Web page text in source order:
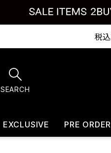
税
SEARCH
EXCLUSIVE PRE ORDER